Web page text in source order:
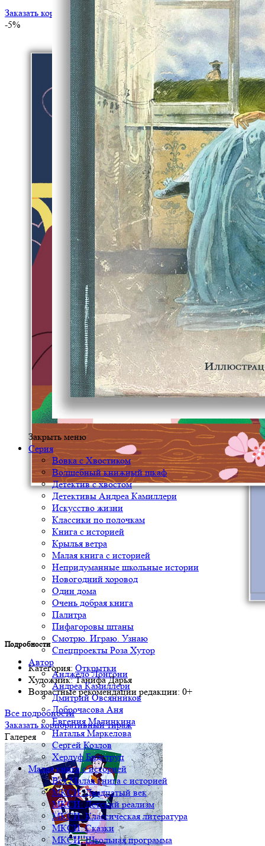
Закрыть меню
Серия
Вовка с Хвостиком
Волшебный книжный шкаф
Детектив с хвостом
Детективы Андреа Камиллери
Искусство жизни
Классики по полочкам
Книга с историей
Крылья ветра
Малая книга с историей
Непридуманные школьные истории
Новогодний хоровод
Один дома
Очень добрая книга
Палитра
Пифагоровы штаны
Смотрю. Играю. Узнаю
Спецпроекты Роза Хутор
Автор
Анджело Лонгони
Андреа Камиллери
Дмитрий Овсянников
Доброчасова Аня
Евгения Малинкина
Наталья Маркелова
Сергей Козлов
Херлуф Бидструп
Малая книга с историей
Вся Малая книга с историей
МКСИ: Двадцатый век
МКСИ: Детский реализм
МКСИ: Классическая литература
МКСИ: Сказки
МКСИ: Школьная программа
Заказать корпоративный тираж
-5%
Подробности
Категория: Открытки
Художник:Танифа Дарья
Возрастные рекомендации редакции: 0+
Все подробности
Заказать корпоративный тираж
Галерея